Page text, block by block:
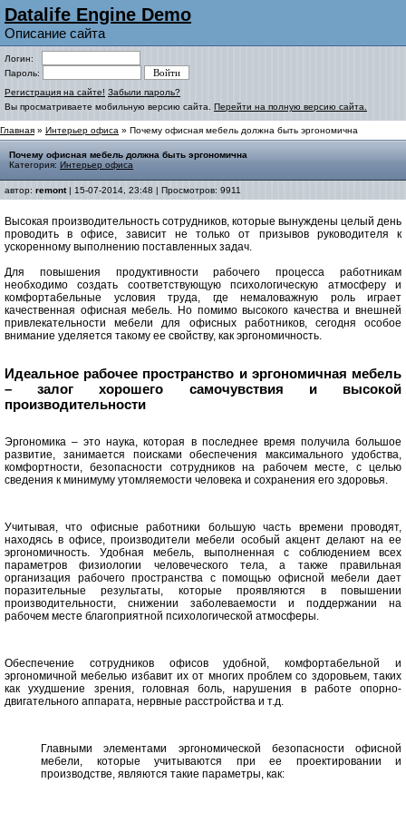
Datalife Engine Demo
Описание сайта
Логин:
Пароль:
Регистрация на сайте! Забыли пароль?
Вы просматриваете мобильную версию сайта. Перейти на полную версию сайта.
Главная » Интерьер офиса » Почему офисная мебель должна быть эргономична
Почему офисная мебель должна быть эргономична
Категория: Интерьер офиса
автор: remont| 15-07-2014, 23:48 | Просмотров: 9911
Высокая производительность сотрудников, которые вынуждены целый день
проводить в офисе, зависит не только от призывов руководителя к
ускоренному выполнению поставленных задач.
Для повышения продуктивности рабочего процесса работникам
необходимо создать соответствующую психологическую атмосферу и
комфортабельные условия труда, где немаловажную роль играет
качественная офисная мебель. Но помимо высокого качества и внешней
привлекательности мебели для офисных работников, сегодня особое
внимание уделяется такому ее свойству, как эргономичность.
Идеальное рабочее пространство и эргономичная мебель
– залог хорошего самочувствия и высокой
производительности
Эргономика – это наука, которая в последнее время получила большое
развитие, занимается поисками обеспечения максимального удобства,
комфортности, безопасности сотрудников на рабочем месте, с целью
сведения к минимуму утомляемости человека и сохранения его здоровья.
Учитывая, что офисные работники большую часть времени проводят,
находясь в офисе, производители мебели особый акцент делают на ее
эргономичность. Удобная мебель, выполненная с соблюдением всех
параметров физиологии человеческого тела, а также правильная
организация рабочего пространства с помощью офисной мебели дает
поразительные результаты, которые проявляются в повышении
производительности, снижении заболеваемости и поддержании на
рабочем месте благоприятной психологической атмосферы.
Обеспечение сотрудников офисов удобной, комфортабельной и
эргономичной мебелью избавит их от многих проблем со здоровьем, таких
как ухудшение зрения, головная боль, нарушения в работе опорно-
двигательного аппарата, нервные расстройства и т.д.
Главными элементами эргономической безопасности офисной
мебели, которые учитываются при ее проектировании и
производстве, являются такие параметры, как: